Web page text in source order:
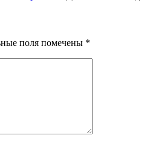
поля помечены *